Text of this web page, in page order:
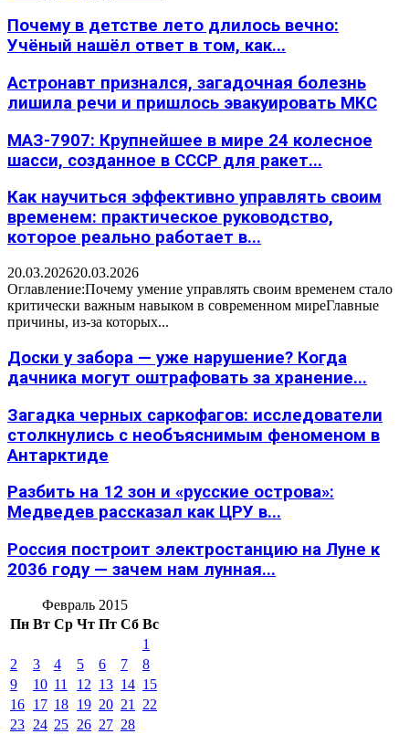
Почему в детстве лето длилось вечно:
Учёный нашёл ответ в том, как...
Астронавт признался, загадочная болезнь
лишила речи и пришлось эвакуировать МКС
МАЗ-7907: Крупнейшее в мире 24 колесное
шасси, созданное в СССР для ракет...
Как научиться эффективно управлять своим
временем: практическое руководство,
которое реально работает в...
20.03.202620.03.2026
Оглавление:Почему умение управлять своим временем стало
критически важным навыком в современном миреГлавные
причины, из-за которых...
Доски у забора — уже нарушение? Когда
дачника могут оштрафовать за хранение...
Загадка черных саркофагов: исследователи
столкнулись с необъяснимым феноменом в
Антарктиде
Разбить на 12 зон и «русские острова»:
Медведев рассказал как ЦРУ в...
Россия построит электростанцию на Луне к
2036 году — зачем нам лунная...
Февраль 2015
Пн Вт Ср Чт Пт Сб Вс
1
2
3 4 5 6 7
8
9
10 11 12 13 14 15
16 17 18 19 20 21
22
23 24 25 26 27 28